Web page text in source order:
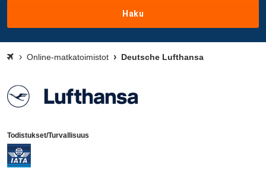
Haku
Online-matkatoimistot Deutsche Lufthansa
Todistukset/Turvallisuus